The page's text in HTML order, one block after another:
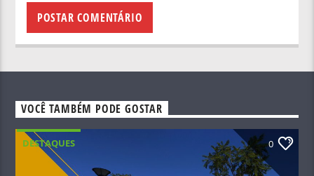
VOCÊ TAMBÉM PODE GOSTAR
DESTAQUES 0